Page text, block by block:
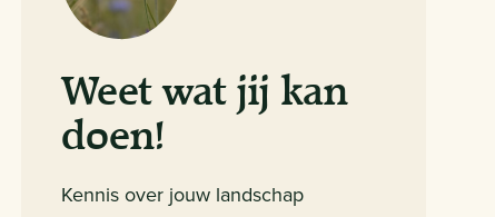
Weet wat jij kan
doen!
Kennis over jouw landschap